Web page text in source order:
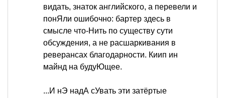
видать, знаток английского, а перевели и
понЯли ошибочно: бартер здесь в
смысле что-Нить по существу сути
обсуждения, а не расшаркивания в
реверансах благодарности. Киип ин
майнд на будуЮщее.
...И нЭ надА сУвать эти затёртые